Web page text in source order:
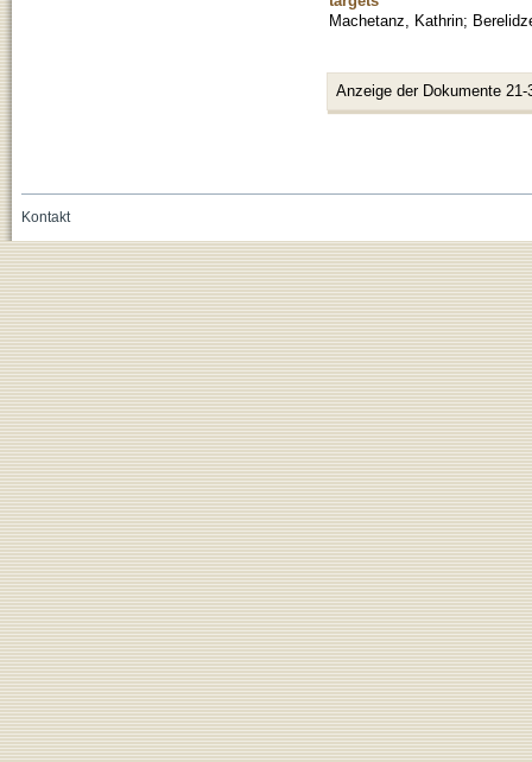
Machetanz, Kathrin;
Anzeige der Dokumente 21-
Kontakt